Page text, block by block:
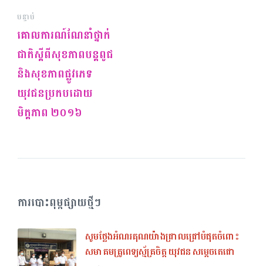
បន្ទាប់
គោលការណ៍ណែនាំថ្នាក់
ជាតិស្តីពីសុខភាពបន្តពូជ
និងសុខភាពផ្លូវភេទ
យុវជនប្រកបដោយ
មិត្តភាព ២០១៦
ការបោះពុម្ពផ្សាយថ្មីៗ
សូមថ្លែងអំណរគុណយ៉ាងជ្រាលជ្រៅបំផុតចំពោះ
សមាគមគ្រូពេទ្យស្ម័គ្រចិត្ត យុវជន សម្តេចតេជោ